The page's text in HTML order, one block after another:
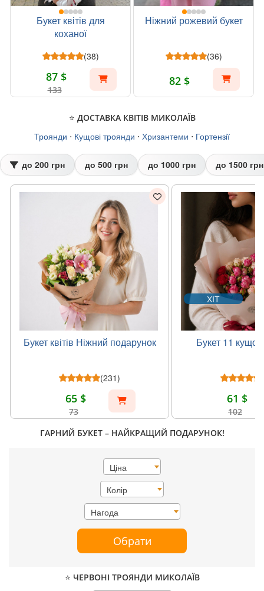
Букет квітів для
коханої
(38)
87 $
133
Ніжний рожевий букет
(36)
82 $
⭐ ДОСТАВКА КВІТІВ МИКОЛАЇВ
Троянди ⋅ Кущові троянди ⋅ Хризантеми ⋅ Гортензії
до 200 грн до 500 грн до 1000 грн до 1500 грн
Букет квітів Ніжний подарунок
(231)
65 $
73
ХІТ
Букет 11
61 $
102
ГАРНИЙ БУКЕТ – НАЙКРАЩИЙ ПОДАРУНОК!
Ціна
Колір
Нагода
Обрати
⭐ ЧЕРВОНІ ТРОЯНДИ МИКОЛАЇВ